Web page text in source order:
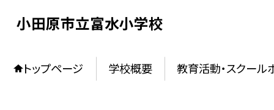
小田原市立富水小学校
トップページ 学校概要 教育活動・スクール